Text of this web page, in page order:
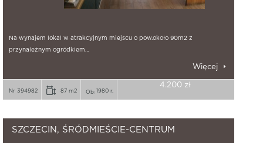
Na wynajem lokal w atrakcyjnym miejscu o pow.około 90m2 z
przynależnym ogródkiem…
Więcej
Nr 394982 87 m2 1980 r.
4.200 zł
SZCZECIN, ŚRÓDMIEŚCIE-CENTRUM